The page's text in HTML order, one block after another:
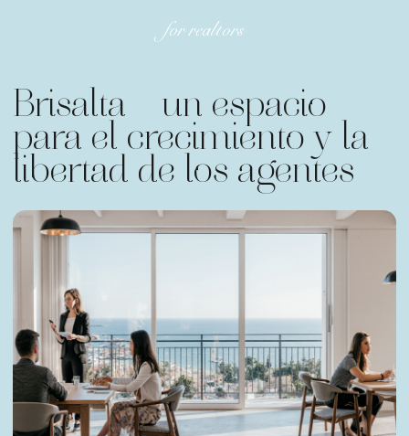
( Obtener una consulta )
Dirección de la oficina
Correo electrónico
Información legal
Alicante, Comunidad
Valenciana, España
La información estará disponible próximamente
La información estará disponible próximamente